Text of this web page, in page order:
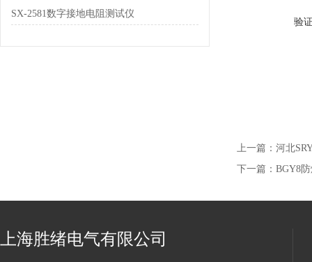
SX-2581数字接地电阻测试仪
验
上一篇： 河北
下一篇： BGY8
上海胜绪电气有限公司